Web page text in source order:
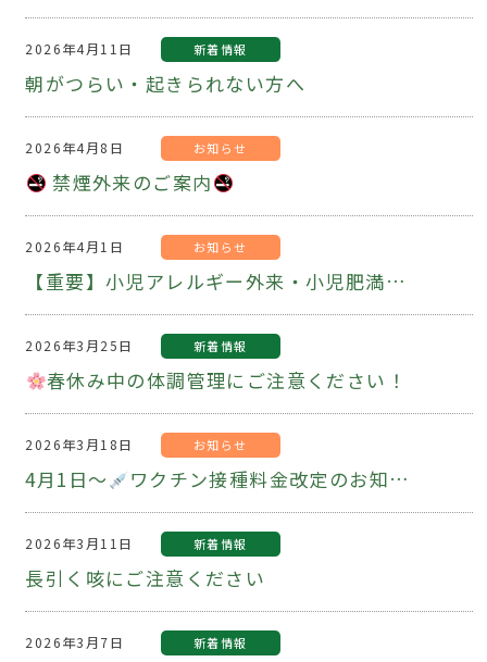
2026年4月11日 新着情報
朝がつらい・起きられない方へ
2026年4月8日 お知らせ
禁煙外来のご案内
2026年4月1日 お知らせ
【重要】小児アレルギー外来・小児肥満外来の事前予約制について
2026年3月25日 新着情報
春休み中の体調管理にご注意ください！
2026年3月18日 お知らせ
4月1日～ ワクチン接種料金改定のお知らせ
2026年3月11日 新着情報
長引く咳にご注意ください
2026年3月7日 新着情報